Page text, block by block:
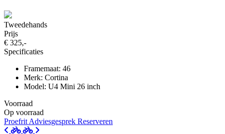
Tweedehands
Prijs
€ 325,-
Specificaties
Framemaat: 46
Merk: Cortina
Model: U4 Mini 26 inch
Voorraad
Op voorraad
Proefrit Adviesgesprek Reserveren